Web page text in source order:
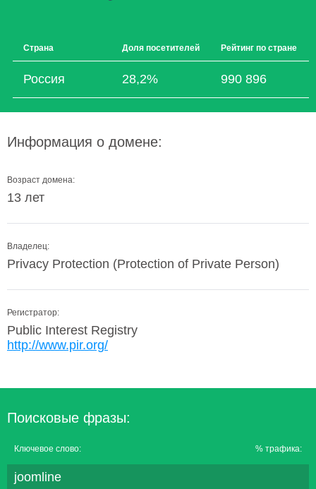
Страна Доля посетителей Рейтинг по стране
Россия 28,2% 990 896
Информация о домене:
Возраст домена:
13 лет
Владелец:
Privacy Protection (Protection of Private Person)
Регистратор:
Public Interest Registry
http://www.pir.org/
Поисковые фразы:
Ключевое слово: % трафика:
joomline